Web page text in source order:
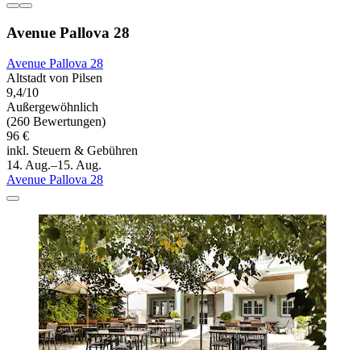
Avenue Pallova 28
Avenue Pallova 28
Altstadt von Pilsen
9,4/10
Außergewöhnlich
(260 Bewertungen)
96 €
inkl. Steuern & Gebühren
14. Aug.–15. Aug.
Avenue Pallova 28